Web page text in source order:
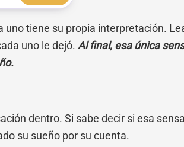
uno tiene su propia interpretación.
uno le dejó. Al final, esa única
dentro. Si sabe decir si esa
su sueño por su cuenta.